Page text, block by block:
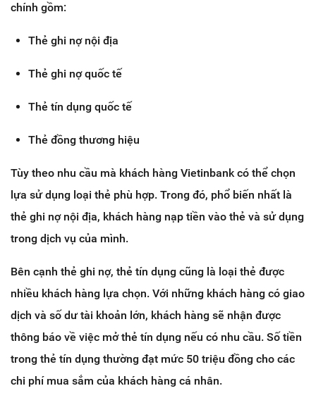
chính gồm:
Thẻ ghi nợ nội địa
Thẻ ghi nợ quốc tế
Thẻ tín dụng quốc tế
Thẻ đồng thương hiệu
Tùy theo nhu cầu mà khách hàng Vietinbank có thể chọn
lựa sử dụng loại thẻ phù hợp. Trong đó, phổ biến nhất là
thẻ ghi nợ nội địa, khách hàng nạp tiền vào thẻ và sử dụng
trong dịch vụ của mình.
Bên cạnh thẻ ghi nợ, thẻ tín dụng cũng là loại thẻ được
nhiều khách hàng lựa chọn. Với những khách hàng có giao
dịch và số dư tài khoản lớn, khách hàng sẽ nhận được
thông báo về việc mở thẻ tín dụng nếu có nhu cầu. Số tiền
trong thẻ tín dụng thường đạt mức 50 triệu đồng cho các
chi phí mua sắm của khách hàng cá nhân.